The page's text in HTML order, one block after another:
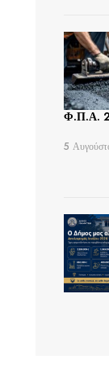
Φ.Π.Α.
5